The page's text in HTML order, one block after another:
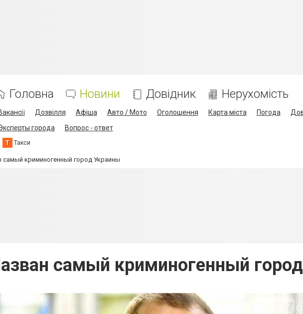
Головна Новини Довідник Нерухомість
Дозвілля Афіша Авто / Мото Оголошення Карта міста Погода
города
Вопрос - ответ
Т Такси
самый криминогенный город Украины
самый криминогенный